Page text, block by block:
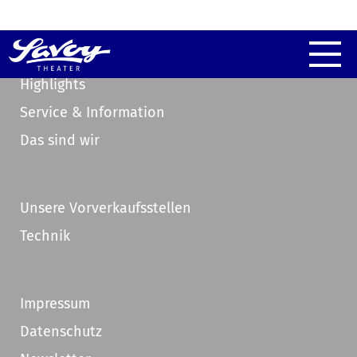
Highlights
Service & Information
Das sind wir
Unsere Vorverkaufsstellen
Technik
Impressum
Datenschutz